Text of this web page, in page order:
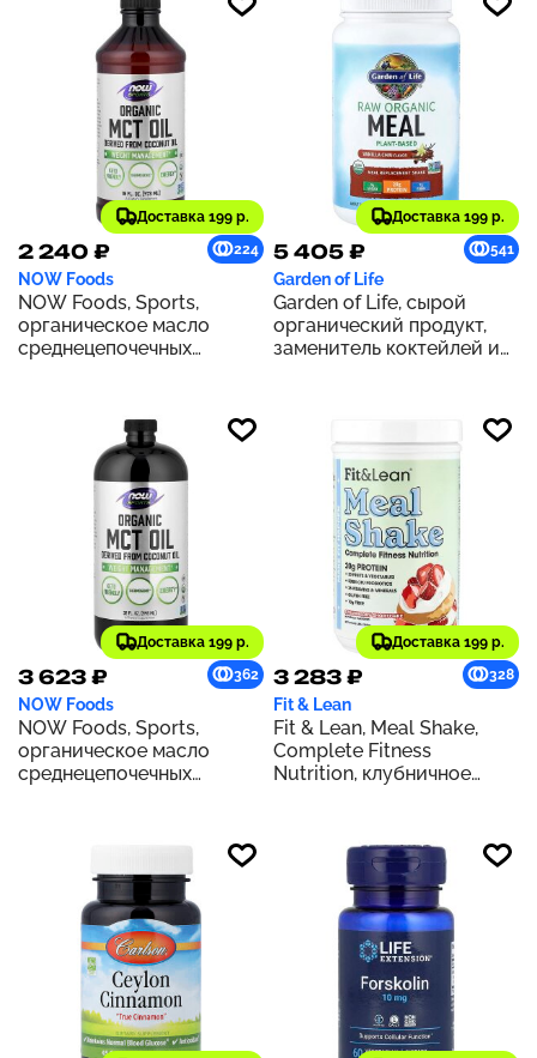
Доставка 199 р.
2 240 ₽ 224
NOW Foods
NOW Foods, Sports,
органическое масло
среднецепочечных
Доставка 199 р.
5 405 ₽ 541
Garden of Life
Garden of Life, сырой
органический продукт,
заменитель коктейлей и
Доставка 199 р.
3 623 ₽ 362
NOW Foods
NOW Foods, Sports,
органическое масло
среднецепочечных
Доставка 199 р.
3 283 ₽ 328
Fit & Lean
Fit & Lean, Meal Shake,
Complete Fitness
Nutrition, клубничное